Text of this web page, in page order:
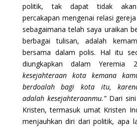
politik, tak dapat tidak akan
percakapan mengenai relasi
sebagaimana telah saya uraikan
berbagai tulisan, adalah
bersama dalam polis. Hal itu
diungkapkan dalam Yeremia
kesejahteraan kota kemana
berdoalah bagi kota itu,
adalah kesejahteraanmu.”Dari sini
Kristen, termasuk umat Kristen
menjauhkan diri dari politik, apa